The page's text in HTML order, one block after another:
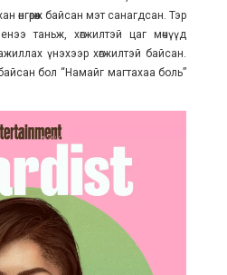
өнгөрөөж байсан мэт санагдсан. Тэр
таньж, хөгжилтэй цаг мөчүүд
үнэхээр хөгжилтэй байсан.
бол “Намайг магтахаа боль”